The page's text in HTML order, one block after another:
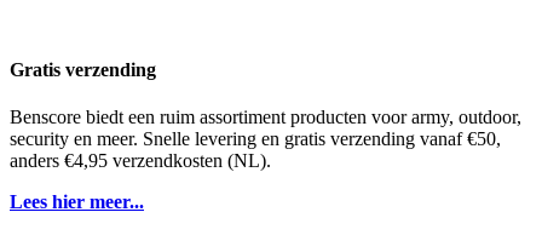
Gratis verzending
Benscore biedt een ruim assortiment producten voor army, outdoor,
security en meer. Snelle levering en gratis verzending vanaf €50,
anders €4,95 verzendkosten (NL).
Lees hier meer...